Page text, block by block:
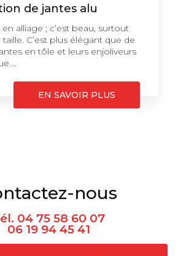
de jantes alu
en alliage ; c’est beau, surtout
C’est plus élégant que de
en tôle et leurs enjoliveurs
EN SAVOIR PLUS
nous
04 75 58 60 07
06 19 94 45 41